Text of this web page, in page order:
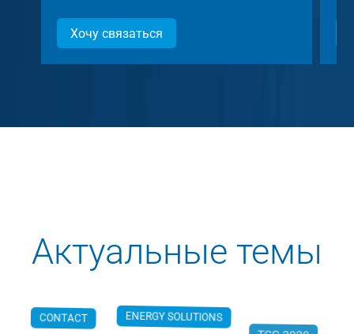
Хочу связаться
Актуальные темы
CONTACT ENERGY SOLUTIONS